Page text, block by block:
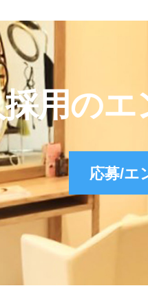
用の
応募/エ